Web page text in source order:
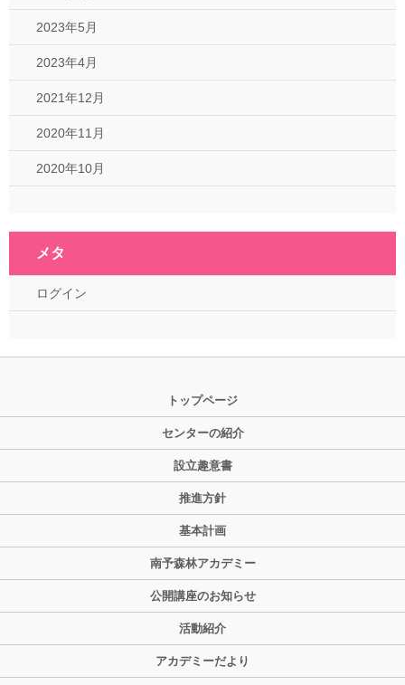
2023年5月
2023年4月
2021年12月
2020年11月
2020年10月
メタ
ログイン
トップページ
センターの紹介
設立趣意書
推進方針
基本計画
南予森林アカデミー
公開講座のお知らせ
活動紹介
アカデミーだより